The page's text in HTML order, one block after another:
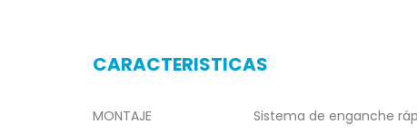
CARACTERISTICAS
MONTAJE Sistema de enganche